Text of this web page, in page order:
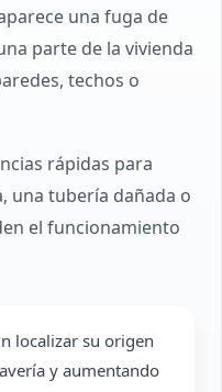
una fuga de
parte de la vivienda
techos o
rápidas para
una tubería dañada o
el funcionamiento
localizar su origen
y aumentando